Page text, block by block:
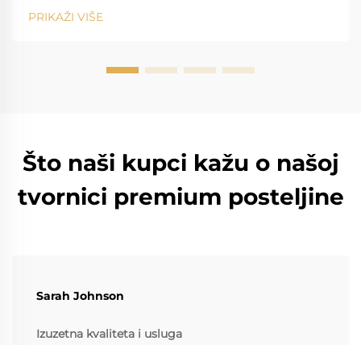
sve klime. Saznajte više.
PRIKAŽI VIŠE
Što naši kupci kažu o našoj
tvornici premium posteljine
Sarah Johnson
Izuzetna kvaliteta i usluga